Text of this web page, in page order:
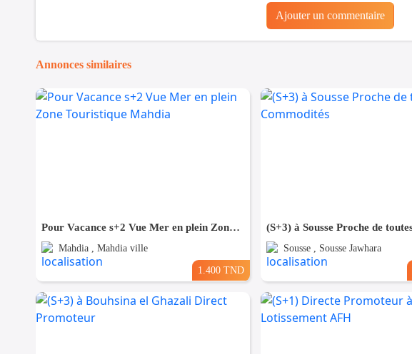
Ajouter un commentaire
Annonces similaires
Pour Vacance s+2 Vue Mer en plein Zone Touristique Mahdia
Mahdia , Mahdia ville
1.400 TND
Sousse , Sousse Jawhara